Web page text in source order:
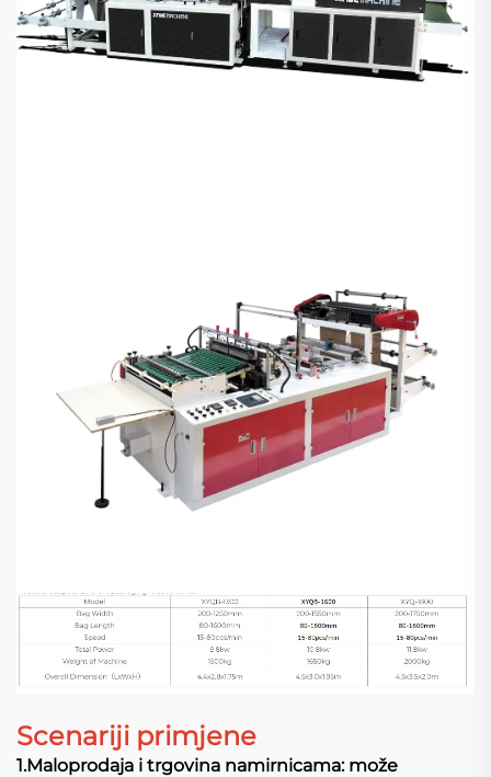
Scenariji primjene
1.Maloprodaja i trgovina namirnicama: može